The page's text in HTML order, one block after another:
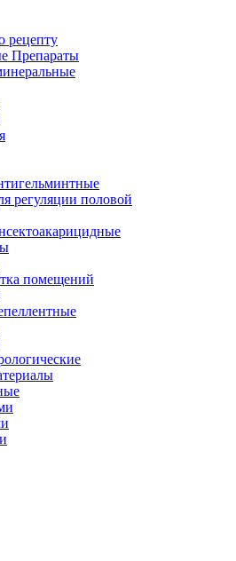
рецепту
Препараты
регуляции половой
помещений